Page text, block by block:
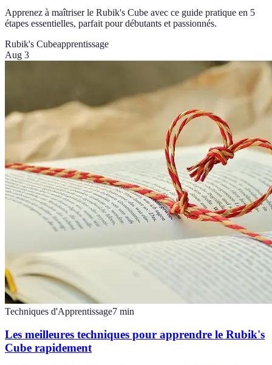
Apprenez à maîtriser le Rubik's Cube avec ce guide pratique en 5
étapes essentielles, parfait pour débutants et passionnés.
Rubik's Cubeapprentissage
Aug 3
Techniques d'Apprentissage7 min
Les meilleures techniques pour apprendre le Rubik's
Cube rapidement